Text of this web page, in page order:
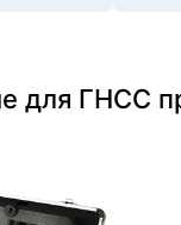
для ГНСС